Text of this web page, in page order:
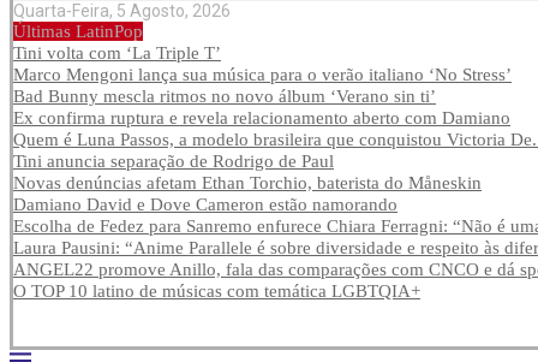
Quarta-Feira, 5 Agosto, 2026
Últimas LatinPop
Tini volta com ‘La Triple T’
Marco Mengoni lança sua música para o verão italiano ‘No Stress’
Bad Bunny mescla ritmos no novo álbum ‘Verano sin ti’
Ex confirma ruptura e revela relacionamento aberto com Damiano
Quem é Luna Passos, a modelo brasileira que conquistou Victoria
Tini anuncia separação de Rodrigo de Paul
Novas denúncias afetam Ethan Torchio, baterista do Måneskin
Damiano David e Dove Cameron estão namorando
Escolha de Fedez para Sanremo enfurece Chiara Ferragni: “Não é
Laura Pausini: “Anime Parallele é sobre diversidade e respeito às
ANGEL22 promove Anillo, fala das comparações com CNCO e dá
O TOP 10 latino de músicas com temática LGBTQIA+